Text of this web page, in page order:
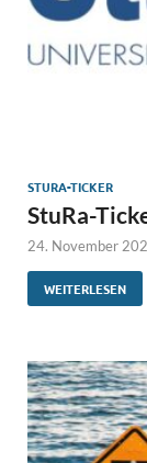
STURA-TICKER
StuRa-
24. November
WEITERLESEN